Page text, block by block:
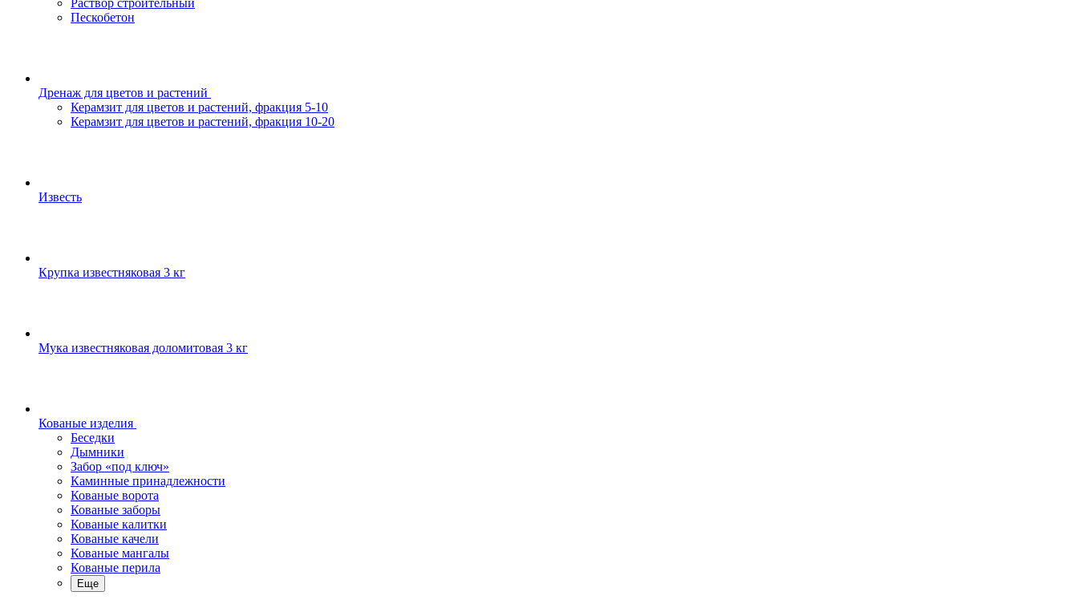
Раствор строительный
Пескобетон
Дренаж для цветов и растений
Керамзит для цветов и растений, фракция 5-10
Керамзит для цветов и растений, фракция 10-20
Известь
Крупка известняковая 3 кг
Мука известняковая доломитовая 3 кг
Кованые изделия
Беседки
Дымники
Забор «под ключ»
Каминные принадлежности
Кованые ворота
Кованые заборы
Кованые калитки
Кованые качели
Кованые мангалы
Кованые перила
Еще